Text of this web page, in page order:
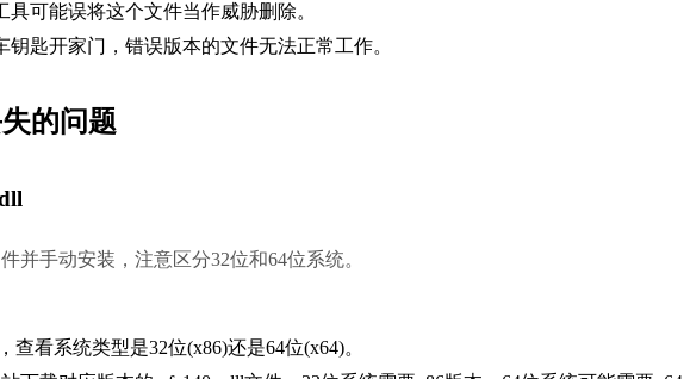
可能误将这个文件当作威胁删除。
匙开家门，错误版本的文件无法正常工作。
的问题
并手动安装，注意区分32位和64位系统。
看系统类型是32位(x86)还是64位(x64)。